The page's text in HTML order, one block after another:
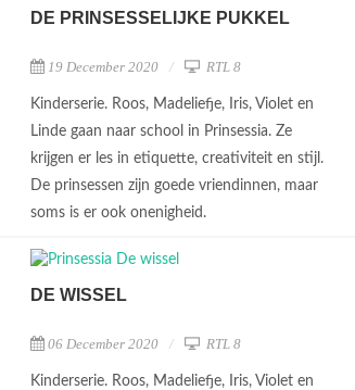
DE PRINSESSELIJKE PUKKEL
19 December 2020 RTL 8
Kinderserie. Roos, Madeliefje, Iris, Violet en
Linde gaan naar school in Prinsessia. Ze
krijgen er les in etiquette, creativiteit en stijl.
De prinsessen zijn goede vriendinnen, maar
soms is er ook onenigheid.
DE WISSEL
06 December 2020 RTL 8
Kinderserie. Roos, Madeliefje, Iris, Violet en